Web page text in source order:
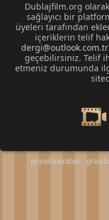
Dublajfilm.org olarak
sağlayıcı bir
üyeleri tarafından
içeriklerin telif
dergi@outlook.com.tr
geçebilirsiniz. Telif
etmeniz durumunda
grandoperabet